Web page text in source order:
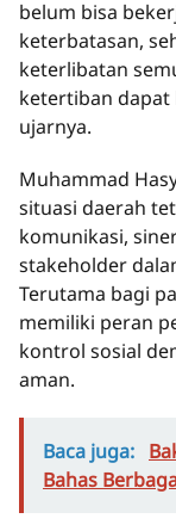
belum bisa
keterbatasan,
keterlibatan
ketertiban dapat
ujarnya.
Muhammad
situasi daerah
komunikasi,
stakeholder
Terutama bagi
memiliki peran
kontrol sosial
aman.
Baca juga:
Bahas